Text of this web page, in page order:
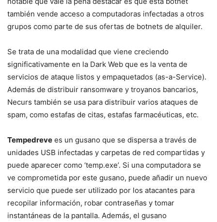
también vende acceso a computadoras infectadas a otros
grupos como parte de sus ofertas de botnets de alquiler.
Se trata de una modalidad que viene creciendo
significativamente en la Dark Web que es la venta de
servicios de ataque listos y empaquetados (as-a-Service).
Además de distribuir ransomware y troyanos bancarios,
Necurs también se usa para distribuir varios ataques de
spam, como estafas de citas, estafas farmacéuticas, etc.
Tempedreve es un gusano que se dispersa a través de
unidades USB infectadas y carpetas de red compartidas y
puede aparecer como ‘temp.exe’. Si una computadora se
ve comprometida por este gusano, puede añadir un nuevo
servicio que puede ser utilizado por los atacantes para
recopilar información, robar contraseñas y tomar
instantáneas de la pantalla. Además, el gusano